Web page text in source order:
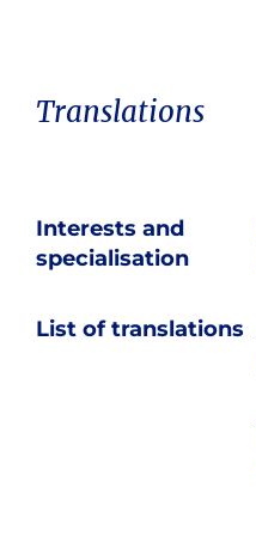
Translations
Interests and
specialisation
List of translations